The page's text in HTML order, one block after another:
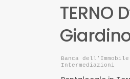
TERNO
Banca
Intermediazioni